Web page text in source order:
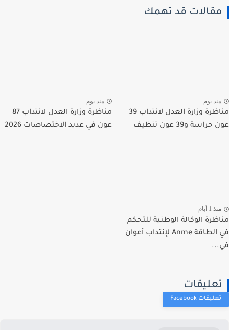
قد تهمك
يوم
مناظرة وزارة العدل لانتداب 39
و39 عون تنظيف
منذ يوم
مناظرة وزارة العدل لانتداب 87
عون في عديد الاختصاصات 2026
1 أيام
الوكالة الوطنية للتحكم
في الطاقة Anme لإنتداب أعوان